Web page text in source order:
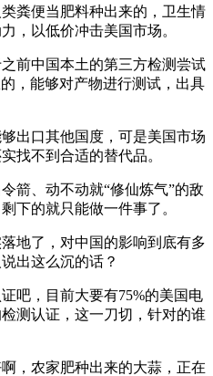
便当肥料种出来的，卫生情
，以低价冲击美国市场。
中国本土的第三方检测尝试
，能够对产物进行测试，出具
口其他国度，可是美国市场
找不到合适的替代品。
、动不动就“修仙炼气”的敌
下的就只能做一件事了。
了，对中国的影响到底有多
出这么沉的话？
，目前大要有75%的美国电
测认证，这一刀切，针对的谁
农家肥种出来的大蒜，正在